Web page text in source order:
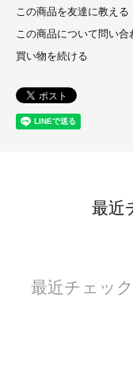
この商品を友達に教える
この商品について問い合
買い物を続ける
最近
最近チェッ